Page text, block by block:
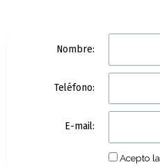
Nombre:
Teléfono:
E-mail:
m
r
l
f
o
a
Acepto la